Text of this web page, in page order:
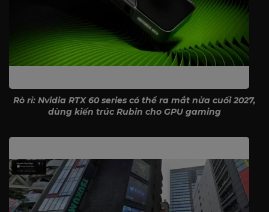
Rò rỉ: Nvidia RTX 60 series có thể ra mắt nửa cuối 2027,
dùng kiến trúc Rubin cho GPU gaming